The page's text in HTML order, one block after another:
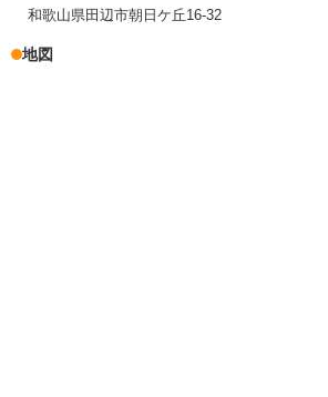
和歌山県田辺市朝日ケ丘16-32
地図